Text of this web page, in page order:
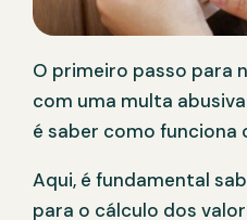
O primeiro passo para
com uma multa
é saber como funciona
Aqui, é fundamental
para o cálculo dos